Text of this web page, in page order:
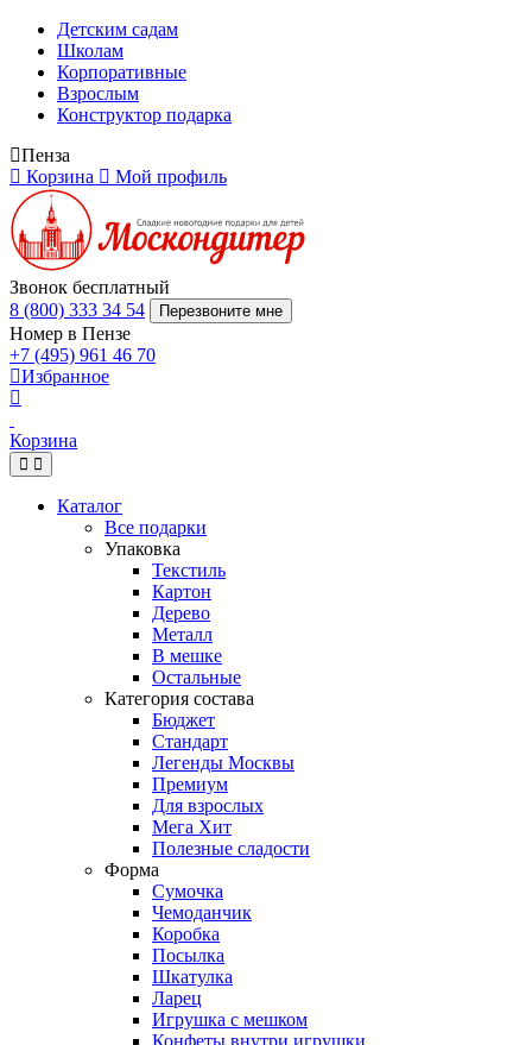
Детским садам
Школам
Корпоративные
Взрослым
Конструктор подарка
Пенза
Корзина
Мой профиль
Звонок бесплатный
8 (800) 333 34 54
Перезвоните мне
Номер в Пензе
+7 (495) 961 46 70
Избранное
Корзина
Каталог
Все подарки
Упаковка
Текстиль
Картон
Дерево
Металл
В мешке
Остальные
Категория состава
Бюджет
Стандарт
Легенды Москвы
Премиум
Для взрослых
Мега Хит
Полезные сладости
Форма
Сумочка
Чемоданчик
Коробка
Посылка
Шкатулка
Ларец
Игрушка с мешком
Конфеты внутри игрушки